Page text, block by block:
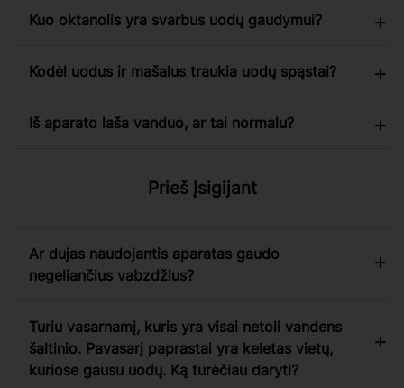
Kuo oktanolis yra svarbus uodų gaudymui?
Kodėl uodus ir mašalus traukia uodų spąstai?
Iš aparato laša vanduo, ar tai normalu?
Prieš Įsigijant
Ar dujas naudojantis aparatas gaudo
negeliančius vabzdžius?
Turiu vasarnamį, kuris yra visai netoli vandens
šaltinio. Pavasarį paprastai yra keletas vietų,
kuriose gausu uodų. Ką turėčiau daryti?